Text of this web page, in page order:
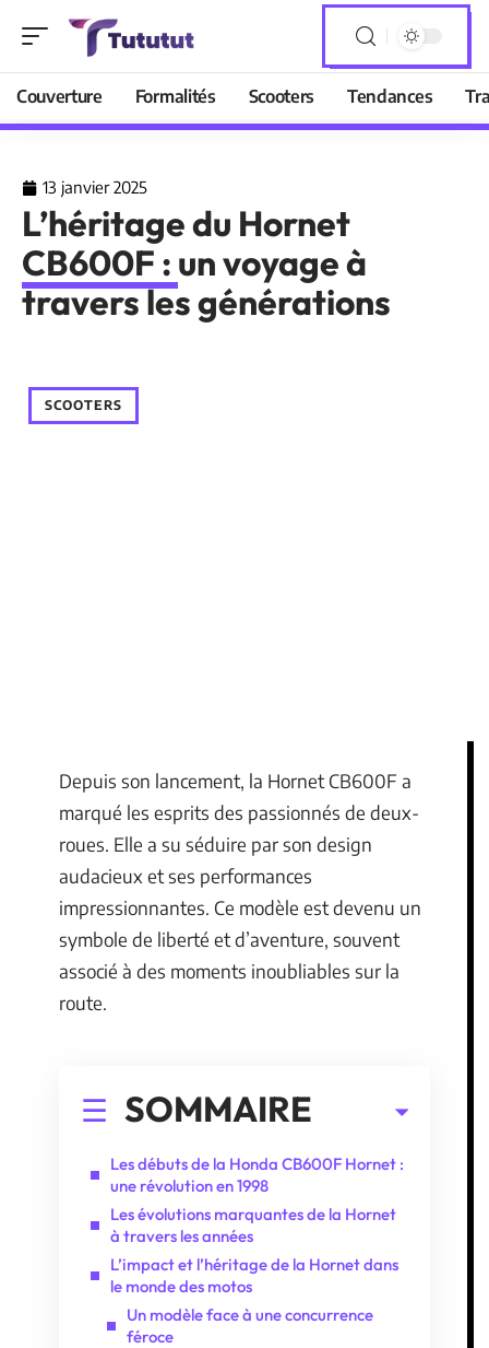
Couverture Formalités Scooters Tendances
13 janvier 2025
L’héritage du Hornet
CB600F : un voyage à
travers les générations
SCOOTERS
Depuis son lancement, la Hornet CB600F a
marqué les esprits des passionnés de deux-
roues. Elle a su séduire par son design
audacieux et ses performances
impressionnantes. Ce modèle est devenu un
symbole de liberté et d’aventure, souvent
associé à des moments inoubliables sur la
route.
SOMMAIRE
Les débuts de la Honda CB600F Hornet :
une révolution en 1998
Les évolutions marquantes de la Hornet
à travers les années
L’impact et l’héritage de la Hornet dans
le monde des motos
Un modèle face à une concurrence
féroce